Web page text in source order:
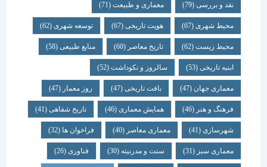
نقد و بررسی (79) معماری و طبیعت (71)
محیط شهری(67) هویت تاریخی(67) توسعه شهری(62)
محیط زیست(62) تاریخ معاصر(60) منابع طبیعی(58)
ابنیه تاریخی(53) سالروز و نکوداشت(52)
معماری جهان (47) بافت تاریخی(47) روز معمار(47)
فرهنگ و هنر(46) همایش معماری (46) تاریخ شفاهی (41)
شهرسازی(41) معماری معاصر(40) فراخوان ها (32)
معماری سبز(31) سنت و مدرنیته(30) فناوری (26)